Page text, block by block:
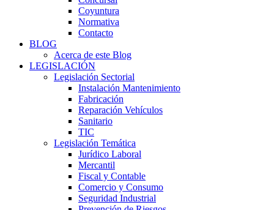
Coyuntura
Normativa
Contacto
BLOG
Acerca de este Blog
LEGISLACIÓN
Legislación Sectorial
Instalación Mantenimiento
Fabricación
Reparación Vehículos
Sanitario
TIC
Legislación Temática
Jurídico Laboral
Mercantil
Fiscal y Contable
Comercio y Consumo
Seguridad Industrial